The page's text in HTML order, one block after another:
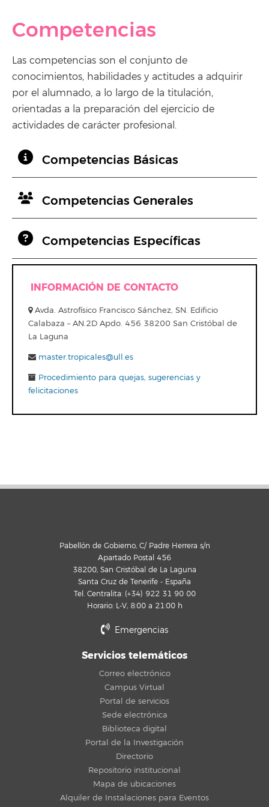
Competencias
Las competencias son el conjunto de
conocimientos, habilidades y actitudes a adquirir
por el alumnado, a lo largo de la titulación,
orientadas a la preparación del ejercicio de
actividades de carácter profesional.
Competencias Básicas
Competencias Generales
Competencias Específicas
INFORMACIÓN DE CONTACTO
Avda. Astrofísico Francisco Sánchez, SN. Edificio
Calabaza – AN.2D Apdo. 456 38200 San Cristóbal de
La Laguna
master.tropicales@ull.es
Procedimiento para quejas, sugerencias y
felicitaciones
Pabellón de Gobierno, C/ Padre Herrera s/n
Apartado Postal 456
38200, San Cristóbal de La Laguna
Santa Cruz de Tenerife - España
Tel. Centralita: (+34) 922 31 90 00
Horario: L-V, 8:00 a 21:00 h
Emergencias
Servicios telemáticos
Correo electrónico
Campus Virtual
Portal de servicios
Sede electrónica
Biblioteca digital
Portal de la Investigación
Directorio
Repositorio institucional
Mapa de ubicaciones
Alquiler de Instalaciones para Eventos